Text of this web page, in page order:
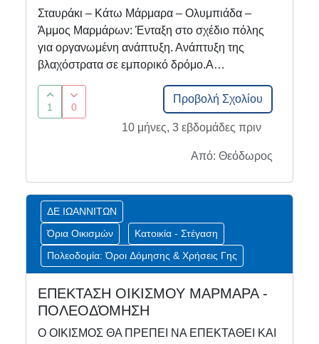
Σταυράκι – Κάτω Μάρμαρα – Ολυμπιάδα –
Άμμος Μαρμάρων: Ένταξη στο σχέδιο πόλης
για οργανωμένη ανάπτυξη. Ανάπτυξη της
βλαχόστρατα σε εμπορικό δρόμο.Α…
1 0
Προβολή Σχολίου
10 μήνες, 3 εβδομάδες πριν
Από: Θεόδωρος
ΔΕ ΙΩΑΝΝΙΤΩΝ
Όρια Οικισμών
Κατοικία - Στέγαση
Πολεοδομία: Όροι Δόμησης & Χρήσεις Γης
ΕΠΕΚΤΑΣΗ ΟΙΚΙΣΜΟΥ ΜΑΡΜΑΡΑ -
ΠΟΛΕΟΔΌΜΗΣΗ
Ο ΟΙΚΙΣΜΟΣ ΘΑ ΠΡΕΠΕΙ ΝΑ ΕΠΕΚΤΑΘΕΙ ΚΑΙ